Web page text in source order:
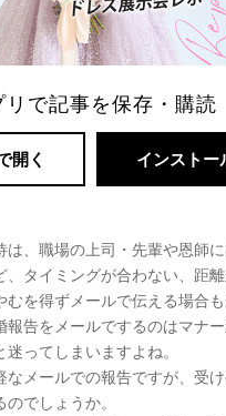
リで記事を保存・購読
開く インストー
は、職場の上司・先輩や恩師
、タイミングが合わない、距
を得ずメールで伝える場合も
報告をメールでするのはマナ
ってしまいますよね。
メールでの報告ですが、受
でしょうか。